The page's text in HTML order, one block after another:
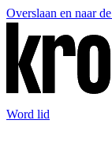
Overslaan en naar
Word lid